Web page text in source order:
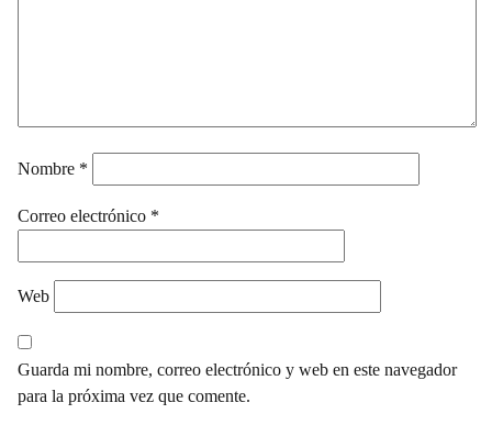
Nombre *
Correo electrónico *
Web
Guarda mi nombre, correo electrónico y web en este navegador
para la próxima vez que comente.